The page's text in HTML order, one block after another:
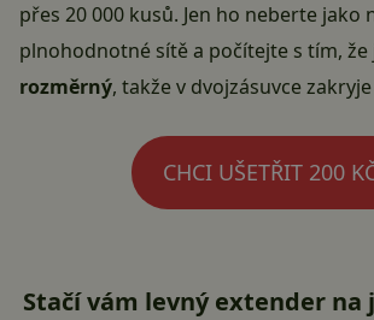
přes 20 000 kusů. Jen ho neberte jako
plnohodnotné sítě a počítejte s tím, že
rozměrný, takže v dvojzásuvce
CHCI UŠETŘIT 200
Stačí vám levný extender na